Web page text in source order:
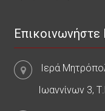
Ιερά
Ιωαννίνων 3,